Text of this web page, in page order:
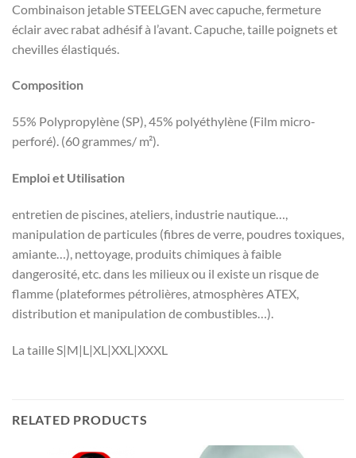
Combinaison jetable STEELGEN avec capuche, fermeture
éclair avec rabat adhésif à l’avant. Capuche, taille poignets et
chevilles élastiqués.
Composition
55% Polypropylène (SP), 45% polyéthylène (Film micro-
perforé). (60 grammes/ m²).
Emploi et Utilisation
entretien de piscines, ateliers, industrie nautique…,
manipulation de particules (fibres de verre, poudres toxiques,
amiante…), nettoyage, produits chimiques à faible
dangerosité, etc. dans les milieux ou il existe un risque de
flamme (plateformes pétrolières, atmosphères ATEX,
distribution et manipulation de combustibles…).
La taille S|M|L|XL|XXL|XXXL
RELATED PRODUCTS